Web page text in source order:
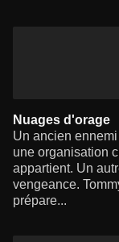
Nuages d'orage
Un ancien
une organisation
appartient. Un
vengeance.
prépare...